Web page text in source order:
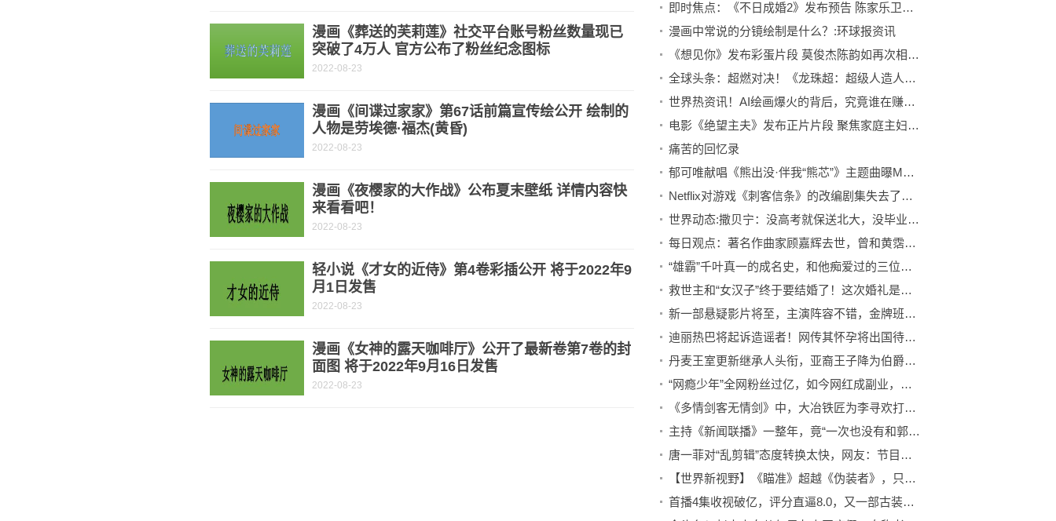
漫画《葬送的芙莉莲》社交平台账号粉丝数量现已
突破了4万人 官方公布了粉丝纪念图标
2022-08-23
漫画《间谍过家家》第67话前篇宣传绘公开 绘制的
人物是劳埃德·福杰(黄昏)
2022-08-23
漫画《夜樱家的大作战》公布夏末壁纸 详情内容快
来看看吧！
2022-08-23
轻小说《才女的近侍》第4卷彩插公开 将于2022年9
月1日发售
2022-08-23
漫画《女神的露天咖啡厅》公开了最新卷第7卷的封
面图 将于2022年9月16日发售
2022-08-23
即时焦点：《不日成婚2》发布预告 陈家乐卫诗雅等人回归
漫画中常说的分镜绘制是什么？:环球报资讯
《想见你》发布彩蛋片段 莫俊杰陈韵如再次相遇:播报
全球头条：超燃对决！《龙珠超：超级人造人》举行超前观影
世界热资讯！AI绘画爆火的背后，究竟谁在赚钱？
电影《绝望主夫》发布正片片段 聚焦家庭主妇困境:世界热议
痛苦的回忆录
郁可唯献唱《熊出没·伴我“熊芯”》主题曲曝MV_天天通讯
Netflix对游戏《刺客信条》的改编剧集失去了《虎胆龙威》的编剧
世界动态:撒贝宁：没高考就保送北大，没毕业就进央视，努力与幸运并存
每日观点：著名作曲家顾嘉辉去世，曾和黄霑组成“辉黄”组合，老友天堂重逢
“雄霸”千叶真一的成名史，和他痴爱过的三位女人:今亮点
救世主和“女汉子”终于要结婚了！这次婚礼是真的要来啦！
新一部悬疑影片将至，主演阵容不错，金牌班底助阵，颇具爆款潜质|当前要闻
迪丽热巴将起诉造谣者！网传其怀孕将出国待产，工作室发文辟谣
丹麦王室更新继承人头衔，亚裔王子降为伯爵后发声，言语有些无奈 当前速看
“网瘾少年”全网粉丝过亿，如今网红成副业，疯狂小杨哥有多疯狂
《多情剑客无情剑》中，大冶铁匠为李寻欢打造了多少把飞刀？|世界速递
主持《新闻联播》一整年，竟“一次也没有和郭志坚搭档过”-今亮点
唐一菲对“乱剪辑”态度转换太快，网友：节目组给你啥了
【世界新视野】《瞄准》超越《伪装者》，只因多加了一条主线
首播4集收视破亿，评分直逼8.0，又一部古装好剧上线